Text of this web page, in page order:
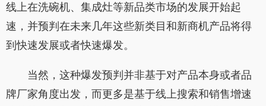
线上在洗碗机、集成灶等新品类市场的发展开始起
速，并预判在未来几年这些新类目和新商机产品将得
到快速发展或者快速爆发。
当然，这种爆发预判并非基于对产品本身或者品
牌厂家角度出发，而更多是基于线上搜索和销售增速